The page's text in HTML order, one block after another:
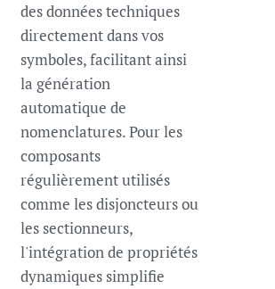
des données techniques
directement dans vos
symboles, facilitant ainsi
la génération
automatique de
nomenclatures. Pour les
composants
régulièrement utilisés
comme les disjoncteurs ou
les sectionneurs,
l'intégration de propriétés
dynamiques simplifie